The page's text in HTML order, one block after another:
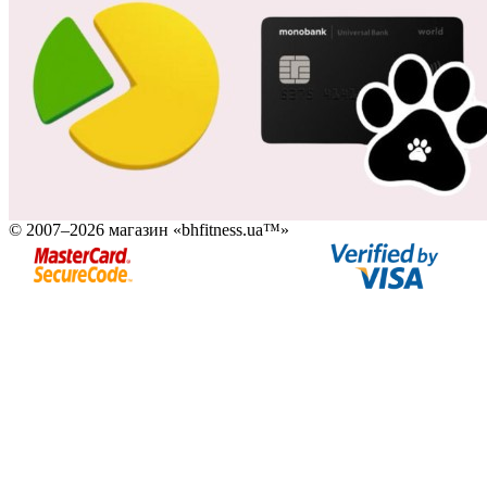
© 2007–2026 магазин «bhfitness.ua™»